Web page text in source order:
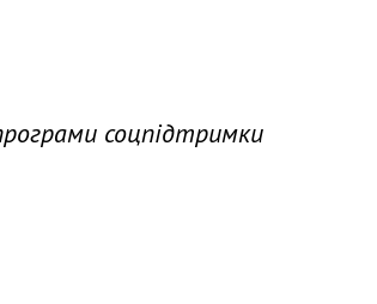
соцпідтримки